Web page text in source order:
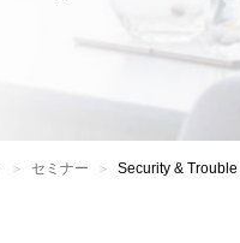
セミナー Security & Trouble